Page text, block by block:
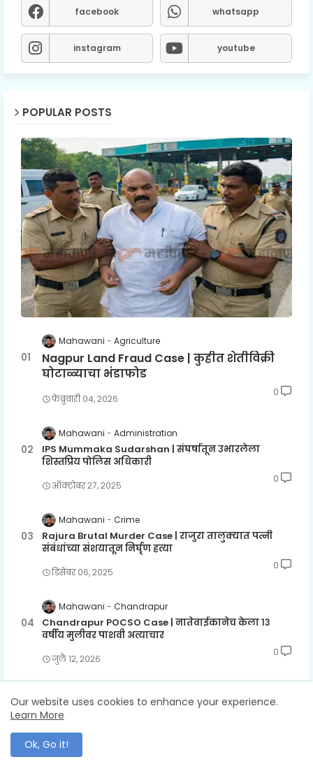
facebook whatsapp
instagram youtube
POPULAR POSTS
Mahawani Agriculture
Nagpur Land Fraud Case | कुहीत शेतीविक्री
घोटाळ्याचा भंडाफोड
फेब्रुवारी ०४, २०२६
0
Mahawani Administration
IPS Mummaka Sudarshan | संघर्षातून उभारलेला
शिस्तप्रिय पोलिस अधिकारी
ऑक्टोबर २७, २०२५
0
Mahawani Crime
Rajura Brutal Murder Case | राजुरा तालुक्यात पत्नी
संबंधांच्या संशयातून निर्घृण हत्या
डिसेंबर ०६, २०२५
0
Mahawani Chandrapur
Chandrapur POCSO Case | नातेवाईकानेच केला १३
वर्षीय मुलीवर पाशवी अत्याचार
जुलै १२, २०२६
0
LABELS
Chandrapur
Our website uses cookies to enhance your experience.
Learn More
Ok, Go it!